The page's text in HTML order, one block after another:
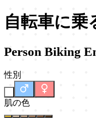
自転車に乗
Person Biking
性別
肌の色